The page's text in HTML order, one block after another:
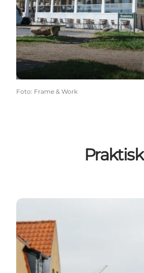
Foto: Frame & Work
Praktisk
Planlæg din ferie